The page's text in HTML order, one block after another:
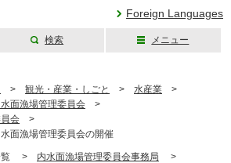
Foreign Languages
検索 メニュー
> 観光・産業・しごと > 水産業 >
面漁場管理委員会 >
会 >
面漁場管理委員会の開催
覧 > 内水面漁場管理委員会事務局 >